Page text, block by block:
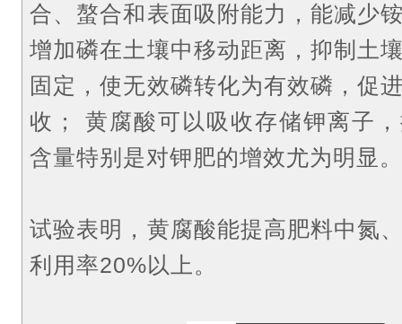
合、螯合和表面吸附能力，能减少
增加磷在土壤中移动距离，抑制土
固定，使无效磷转化为有效磷，促
收；黄腐酸可以吸收存储钾离子
含量特别是对钾肥的增效尤为明显
试验表明，黄腐酸能提高肥料中氮
利用率20%以上。